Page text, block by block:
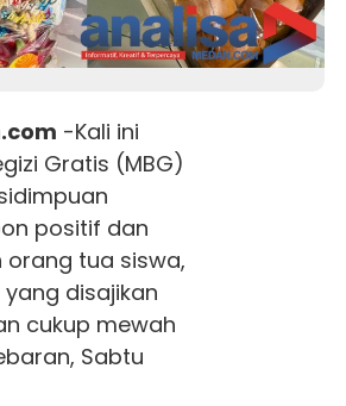
-Kali ini
Gratis (MBG)
positif dan
orang tua siswa,
disajikan
cukup mewah
Sabtu